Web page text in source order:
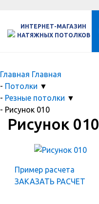
ИНТЕРНЕТ-МАГАЗИН
НАТЯЖНЫХ ПОТОЛКОВ
Главная Главная
- Потолки ▼
- Резные потолки ▼
- Рисунок 010
Рисунок 010
Пример расчета
ЗАКАЗАТЬ РАСЧЕТ